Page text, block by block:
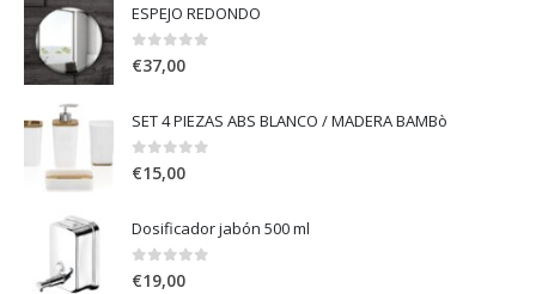
ESPEJO REDONDO
0out of 5
€37,00
SET 4 PIEZAS ABS BLANCO / MADERA BAMBò
0 out of 5
€15,00
Dosificador jabón 500 ml
0 out of 5
€19,00